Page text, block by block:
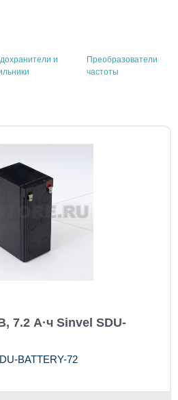
и
Преобразователи
частоты
7.2 А·ч Sinvel SDU-
BATTERY-72